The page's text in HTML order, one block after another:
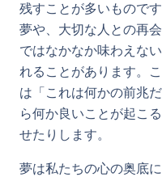
残すことが多いもので
夢や、大切な人との再
ではなかなか味わえな
れることがあります。
は「これは何かの前兆
ら何か良いことが起こ
せたりします。
夢は私たちの心の奥底